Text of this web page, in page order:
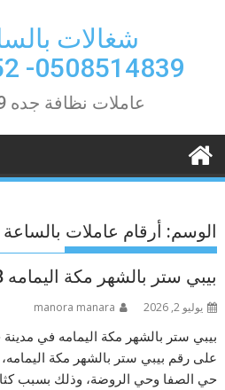
شغالات
0508514839- 0557536152
عاملات نظافة جده 0508514839
الوسم: أرقام عاملات
بيبي ستر بالشهر مكة اليمامه 0594158368
يوليو 2, 2026 manora manara
بيبي ستر بالشهر مكة اليمامه في
على رقم بيبي ستر بالشهر مكة
حي الصفا وحي الروضة، وذلك بسبب